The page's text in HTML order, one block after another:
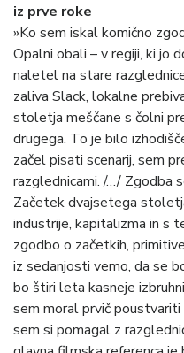
iz prve roke
»Ko sem iskal komično
Opalni obali – v regiji, ki jo
naletel na stare
zaliva Slack, lokalne
stoletja meščane s čolni
drugega. To je bilo
začel pisati scenarij, sem
razglednicami. /…/ Zgodba
Začetek dvajsetega
industrije, kapitalizma in s
zgodbo o začetkih,
iz sedanjosti vemo, da se
bo štiri leta kasneje
sem moral prvič poustvariti
sem si pomagal z